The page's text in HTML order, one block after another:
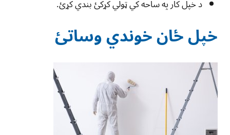
د خپل کار په ساحه کي ټولي کړکئ بندي کړئ.
خپل ځان خوندي وساتئ